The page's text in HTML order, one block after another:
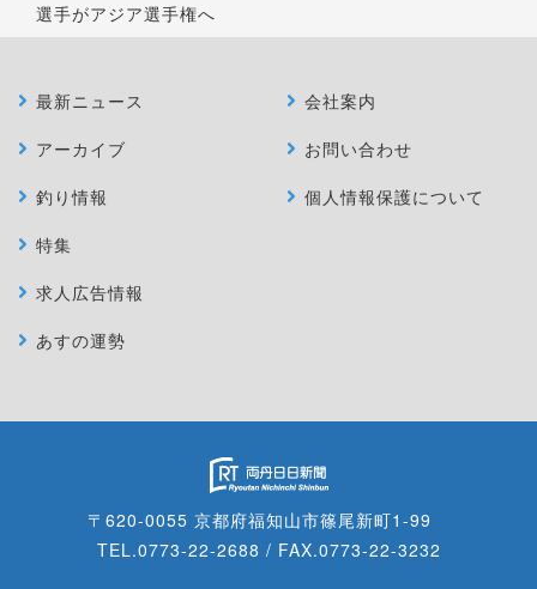
選手がアジア選手権へ
最新ニュース
アーカイブ
釣り情報
特集
求人広告情報
あすの運勢
会社案内
お問い合わせ
個人情報保護について
〒620-0055 京都府福知山市篠尾新町1-99
TEL.0773-22-2688 / FAX.0773-22-3232